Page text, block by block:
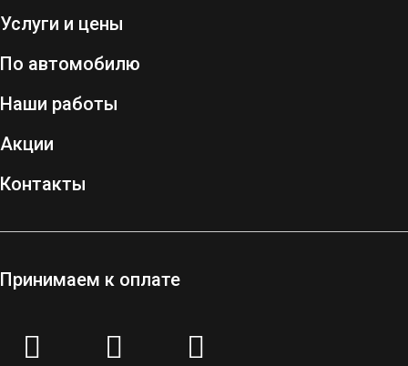
Услуги и цены
По автомобилю
Наши работы
Акции
Контакты
Принимаем к оплате